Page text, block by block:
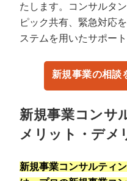
たします。コンサルタ
ピック共有、緊急対応
ステムを用いたサポート
新規事業の相談
新規事業コンサ
メリット・デメ
新規事業コンサルティ